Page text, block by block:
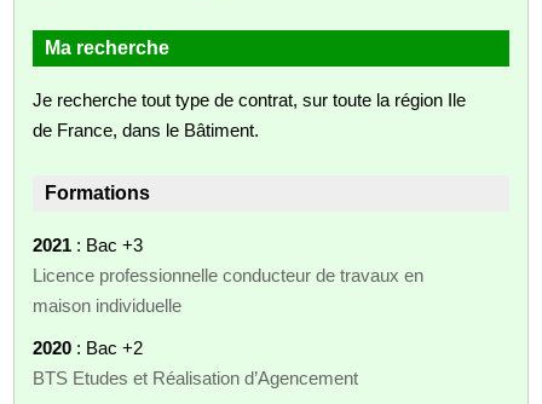
Ma recherche
Je recherche tout type de contrat, sur toute la région Ile
de France, dans le Bâtiment.
Formations
2021 : Bac +3
Licence professionnelle conducteur de travaux en
maison individuelle
2020 : Bac +2
BTS Etudes et Réalisation d’Agencement